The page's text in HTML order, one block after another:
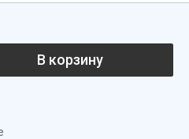
В корзину